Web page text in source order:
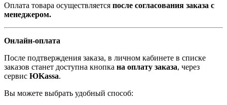
Оплата товара осуществляется после согласования заказа с
менеджером.
Онлайн-оплата
После подтверждения заказа, в личном кабинете в списке
заказов станет доступна кнопка на оплату заказа, через
сервис ЮKassa.
Вы можете выбрать удобный способ: